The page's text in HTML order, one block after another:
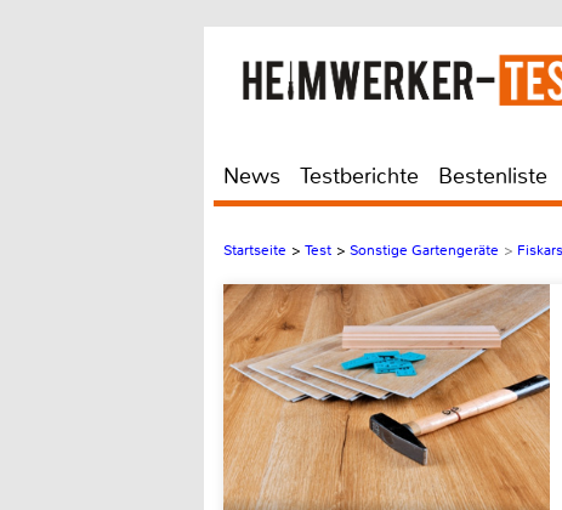
News Testberichte Bestenliste
Startseite > Test > Sonstige Gartengeräte >